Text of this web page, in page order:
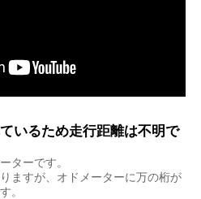
いるため走行距離は不明で
ターです。
ますが、オドメーターに万の桁が
。